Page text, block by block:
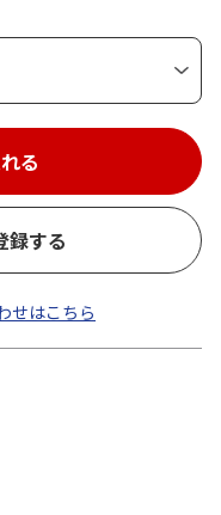
る
録する
せはこちら